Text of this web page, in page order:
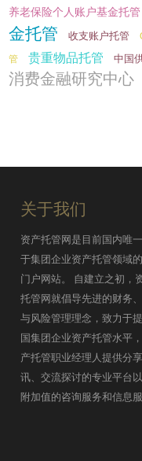
2017年07月21
四大AMC
资产的？
一线券商
香港资产
团高速增长
2017年07月
工行资产
万亿级跨越
2017年07月
流动性扩
一文看懂
（信托、
理财…）
2017年09月
债券资管
2017年09月
交行重庆
2017年09月
资管产品
养老保险个人账户基金托管
金托管
收支账户托管
管 贵重物品托管 中国
消费金融研究中心
关于我们
资产托管网是目前国内唯
于集团企业资产托管领域
门户网站。 自建立之初，
托管网就倡导先进的财务
与风险管理理念，致力于
国集团企业资产托管水平
产托管职业经理人提供分
讯、交流探讨的专业平台
附加值的咨询服务和信息服